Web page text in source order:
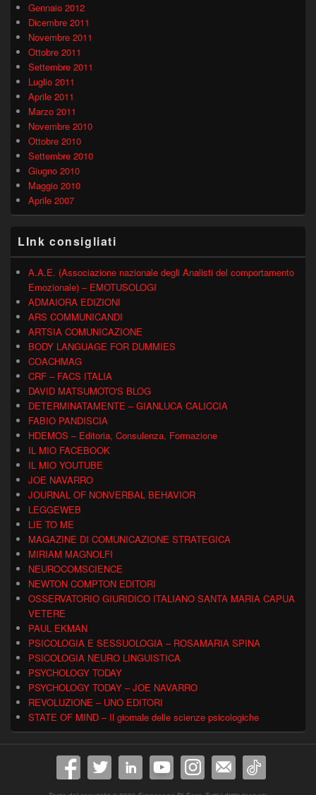
Gennaio 2012
Dicembre 2011
Novembre 2011
Ottobre 2011
Settembre 2011
Luglio 2011
Aprile 2011
Marzo 2011
Novembre 2010
Ottobre 2010
Settembre 2010
Giugno 2010
Maggio 2010
Aprile 2007
LInk consigliati
A.A.E. (Associazione nazionale degli Analisti del comportamento
Emozionale) – EMOTUSOLOGI
ADMAIORA EDIZIONI
ARS COMMUNICANDI
ARTSIA COMUNICAZIONE
BODY LANGUAGE FOR DUMMIES
COACHMAG
CRF – FACS ITALIA
DAVID MATSUMOTO'S BLOG
DETERMINATAMENTE – GIANLUCA CALICCIA
FABIO PANDISCIA
HDEMOS – Editoria, Consulenza, Formazione
IL MIO FACEBOOK
IL MIO YOUTUBE
JOE NAVARRO
JOURNAL OF NONVERBAL BEHAVIOR
LEGGEWEB
LIE TO ME
MAGAZINE DI COMUNICAZIONE STRATEGICA
MIRIAM MAGNOLFI
NEUROCOMSCIENCE
NEWTON COMPTON EDITORI
OSSERVATORIO GIURIDICO ITALIANO SANTA MARIA CAPUA
VETERE
PAUL EKMAN
PSICOLOGIA E SESSUOLOGIA – ROSAMARIA SPINA
PSICOLOGIA NEURO LINGUISTICA
PSYCHOLOGY TODAY
PSYCHOLOGY TODAY – JOE NAVARRO
REVOLUZIONE – UNO EDITORI
STATE OF MIND – Il giornale delle scienze psicologiche